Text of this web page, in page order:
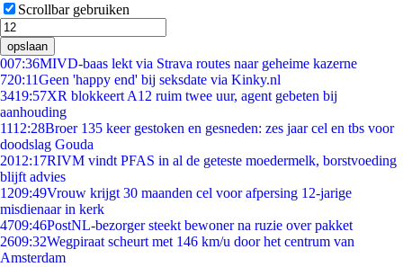
Scrollbar gebruiken
opslaan
007:36MIVD-baas lekt via Strava routes naar geheime kazerne
720:11Geen 'happy end' bij seksdate via Kinky.nl
3419:57XR blokkeert A12 ruim twee uur, agent gebeten bij
aanhouding
1112:28Broer 135 keer gestoken en gesneden: zes jaar cel en tbs voor
doodslag Gouda
2012:17RIVM vindt PFAS in al de geteste moedermelk, borstvoeding
blijft advies
1209:49Vrouw krijgt 30 maanden cel voor afpersing 12-jarige
misdienaar in kerk
4709:46PostNL-bezorger steekt bewoner na ruzie over pakket
2609:32Wegpiraat scheurt met 146 km/u door het centrum van
Amsterdam